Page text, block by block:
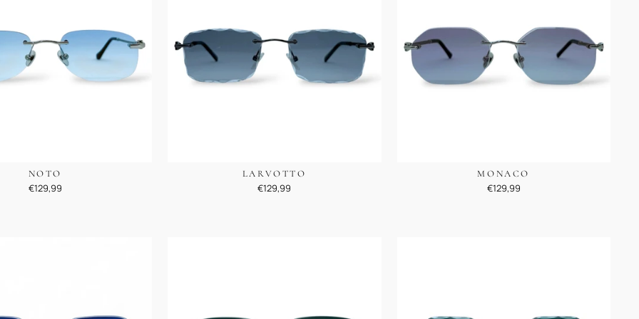
NOTO
€129,99
LARVOTTO
€129,99
MONACO
€129,99